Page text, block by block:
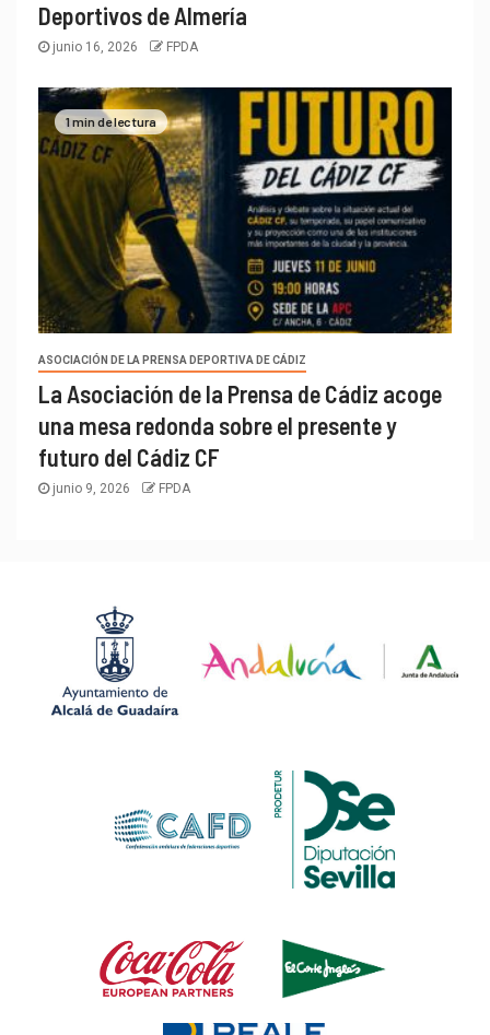
Deportivos de Almería
junio 16, 2026 FPDA
1 min de lectura
ASOCIACIÓN DE LA PRENSA DEPORTIVA DE CÁDIZ
La Asociación de la Prensa de Cádiz acoge
una mesa redonda sobre el presente y
futuro del Cádiz CF
junio 9, 2026 FPDA